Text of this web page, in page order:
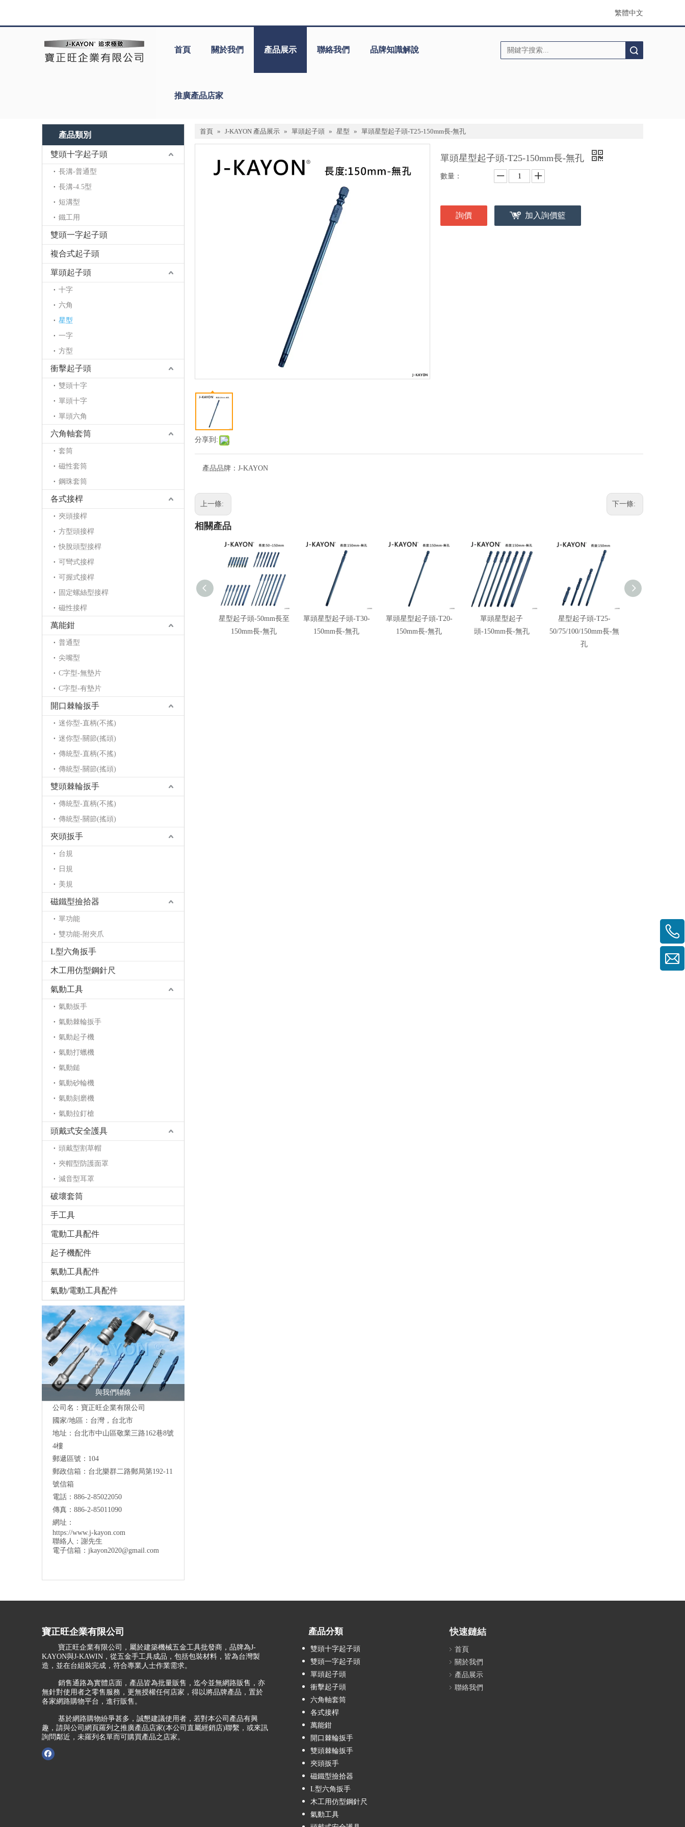
繁體中文
首頁 關於我們 產品展示 聯絡我們 品牌知識解說
推廣產品店家
產品類別
雙頭十字起子頭
長溝-普通型
長溝-4.5型
短溝型
鐵工用
雙頭一字起子頭
複合式起子頭
單頭起子頭
十字
六角
星型
一字
方型
衝擊起子頭
雙頭十字
單頭十字
單頭六角
六角軸套筒
套筒
磁性套筒
鋼珠套筒
各式接桿
夾頭接桿
方型頭接桿
快脫頭型接桿
可彎式接桿
可握式接桿
固定螺絲型接桿
磁性接桿
萬能鉗
普通型
尖嘴型
C字型-無墊片
C字型-有墊片
開口棘輪扳手
迷你型-直柄(不搖)
迷你型-關節(搖頭)
傳統型-直柄(不搖)
傳統型-關節(搖頭)
雙頭棘輪扳手
傳統型-直柄(不搖)
傳統型-關節(搖頭)
夾頭扳手
台規
日規
美規
磁鐵型撿拾器
單功能
雙功能-附夾爪
L型六角扳手
木工用仿型鋼針尺
氣動工具
氣動扳手
氣動棘輪扳手
氣動起子機
氣動打蠟機
氣動鎚
氣動砂輪機
氣動刻磨機
氣動拉釘槍
頭戴式安全護具
頭戴型割草帽
夾帽型防護面罩
減音型耳罩
破壞套筒
手工具
電動工具配件
起子機配件
氣動工具配件
氣動/電動工具配件
與我們聯絡
公司名：寶正旺企業有限公司
國家/地區：台灣，台北市
地址：台北市中山區敬業三路162巷8號
4樓
郵遞區號：104
郵政信箱：台北樂群二路郵局第192-11
號信箱
電話：886-2-85022050
傳真：886-2-85011090
網址：
https://www.j-kayon.com
聯絡人：謝先生
電子信箱： jkayon2020@gmail.com
首頁 » J-KAYON 產品展示 » 單頭起子頭 » 星型 » 單頭星型起子頭-T25-150mm長-無孔
分享到:
單頭星型起子頭-T25-150mm長-無孔
數量：
詢價 加入詢價籃
產品品牌： J-KAYON
上一條: 下一條:
相關產品
星型起子頭-50mm長至
150mm長-無孔
單頭星型起子頭-T30-
150mm長-無孔
單頭星型起子頭-T20-
150mm長-無孔
單頭星型起子
頭-150mm長-無孔
星型起子頭-T25-
50/75/100/150mm長-無
孔
寶正旺企業有限公司
寶正旺企業有限公司，屬於建築機械五金工具批發商，品牌為J-
KAYON與J-KAWIN，從五金手工具成品，包括包裝材料，皆為台灣製
造，並在台組裝完成，符合專業人士作業需求。
銷售通路為實體店面，產品皆為批量販售，迄今並無網路販售，亦
無針對使用者之零售服務，更無授權任何店家，得以將品牌產品，置於
各家網路購物平台，進行販售。
基於網路購物紛爭甚多，誠懇建議使用者，若對本公司產品有興
趣，請與公司網頁羅列之推廣產品店家(本公司直屬經銷店)聯繫，或來訊
詢問鄰近，未羅列名單而可購買產品之店家。
產品分類
雙頭十字起子頭
雙頭一字起子頭
單頭起子頭
衝擊起子頭
六角軸套筒
各式接桿
萬能鉗
開口棘輪扳手
雙頭棘輪扳手
夾頭扳手
磁鐵型撿拾器
L型六角扳手
木工用仿型鋼針尺
氣動工具
快速鏈結
首頁
關於我們
產品展示
聯絡我們